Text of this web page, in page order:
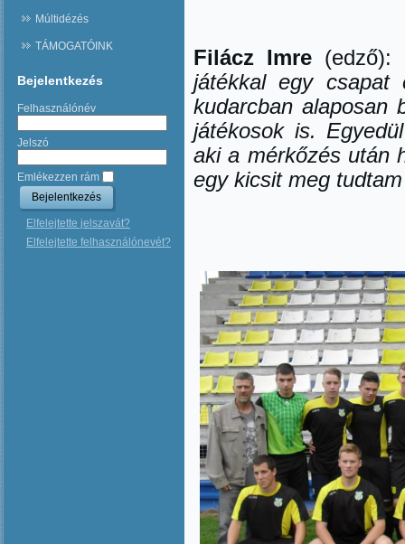
Múltidézés
TÁMOGATÓINK
Bejelentkezés
Felhasználónév
Jelszó
Emlékezzen rám
Elfelejtette jelszavát?
Elfelejtette felhasználónevét?
Filácz Imre(edző):
játékkal egy
kudarcban alaposan
játékosok is.
aki a mérkőzés után
egy kicsit meg